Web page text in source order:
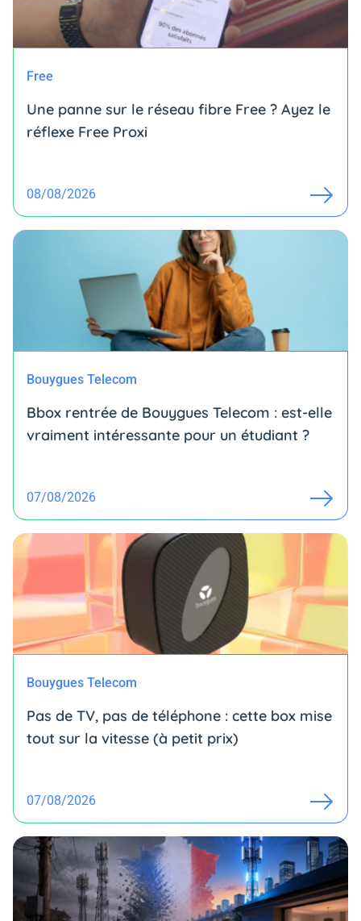
Free
Une panne sur le réseau fibre Free ? Ayez le
réflexe Free Proxi
08/08/2026
Bouygues Telecom
Bbox rentrée de Bouygues Telecom : est-elle
vraiment intéressante pour un étudiant ?
07/08/2026
Bouygues Telecom
Pas de TV, pas de téléphone : cette box mise
tout sur la vitesse (à petit prix)
07/08/2026